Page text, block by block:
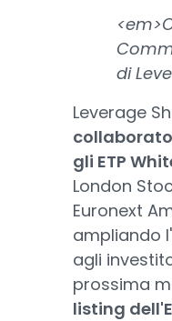
di
Leverage
gli ETP
London
Euronext
ampliando
agli
prossima
listing